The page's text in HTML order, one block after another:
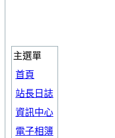
主選單
首頁
站長日誌
資訊中心
電子相簿